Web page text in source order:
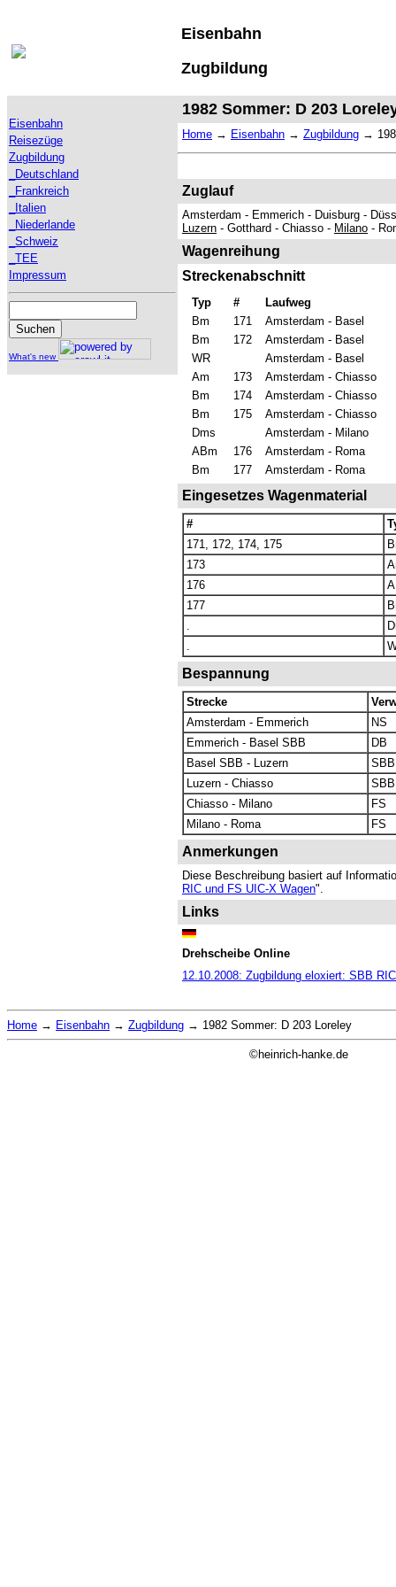
Eisenbahn
Zugbildung
Eisenbahn
Reisezüge
Zugbildung
_Deutschland
_Frankreich
_Italien
_Niederlande
_Schweiz
_TEE
Impressum
What's new
1982 Sommer: D 203
Home → Eisenbahn → Zugbildung →
Zuglauf
Amsterdam - Emmerich - Duisburg -
Luzern - Gotthard - Chiasso - Milano -
Wagenreihung
Streckenabschnitt
Typ #
Laufweg
Bm
171
Amsterdam - Basel
Bm
172
Amsterdam - Basel
WR
Amsterdam - Basel
Am
173
Amsterdam - Chiasso
Bm
174
Amsterdam - Chiasso
Bm
175
Amsterdam - Chiasso
Dms
Amsterdam - Milano
ABm
176
Amsterdam - Roma
Bm
177 Amsterdam - Roma
Eingesetzes Wagenmaterial
#
171, 172, 174, 175
173
176
177
.
.
Bespannung
Strecke
Amsterdam - Emmerich
NS
Emmerich - Basel SBB
DB
Basel SBB - Luzern
SBB
Luzern - Chiasso
SBB
Chiasso - Milano
FS
Milano - Roma
FS
Anmerkungen
Diese Beschreibung basiert auf
RIC und FS UIC-X Wagen".
Links
Drehscheibe Online
12.10.2008: Zugbildung eloxiert: SBB
Home → Eisenbahn → Zugbildung → 1982 Sommer: D 203 Loreley
©heinrich-hanke.de